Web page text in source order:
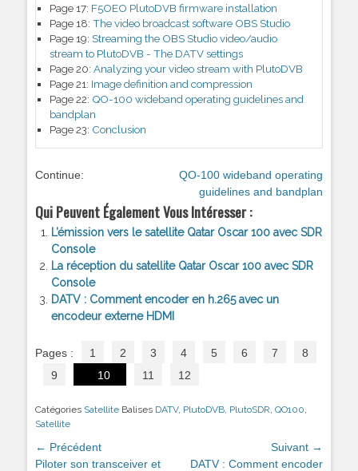
Page 17: F5OEO PlutoDVB firmware installation
Page 18: The video broadcast software OBS Studio
Page 19: Streaming the OBS Studio video/audio
stream to PlutoDVB - The DATV settings
Page 20: Analyzing your video stream with PlutoDVB
Page 21: Image definition and compression
Page 22: QO-100 wideband operating guidelines and
bandplan
Page 23: Conclusion
Continue:
QO-100 wideband operating
guidelines and bandplan
Qui Peuvent Également Vous Intéresser :
L’émission vers le satellite Qatar Oscar 100 avec SDR
Console
La réception du satellite Qatar Oscar 100 avec SDR
Console
DATV : Comment encoder en h.265 avec un
encodeur externe HDMI
Pages : 1 2 3 4 5 6 7
8
9
10 11 12
Catégories Satellite Balises DATV, PlutoDVB, PlutoSDR, QO100,
Satellite
Navigation
← Précédent
Article
Piloter son transceiver et
Suivant →
Article
DATV : Comment encoder